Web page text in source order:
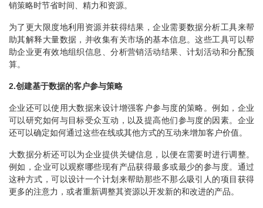
销策略时节省时间、精力和资源。
为了更大限度地利用资源并获得结果，企业需要数据分析工具来帮
助其解释大量数据，并收集有关市场的基本信息。这些工具可以帮
助企业更有效地组织信息、分析营销活动结果、计划活动和分配预
算。
2.创建基于数据的客户参与策略
企业还可以使用大数据来设计增强客户参与度的策略。例如，企业
可以研究如何与目标受众互动，以及提高他们参与度的因素。企业
还可以确定如何通过这些在线或其他方式的互动来增加客户价值。
大数据分析还可以为企业提供关键信息，以便在需要时进行调整。
例如，企业可以观察哪些现有产品获得最多或最少的参与度。通过
这种方式，可以设计一个计划来帮助那些不那么吸引人的项目获得
更多的注意力，或者重新调整其资源以开发新的和改进的产品。